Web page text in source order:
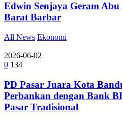
Edwin Senjaya Geram Abu
Barat Barbar
All News Ekonomi
2026-06-02
0 134
PD Pasar Juara Kota
Perbankan dengan Bank
Pasar Tradisional